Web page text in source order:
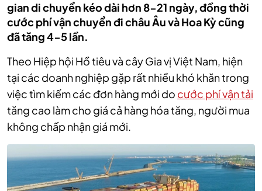
gian di chuyển kéo dài hơn 8-21 ngày, đồng thời
cước phí vận chuyển đi châu Âu và Hoa Kỳ cũng
đã tăng 4-5 lần.
Theo Hiệp hội Hồ tiêu và cây Gia vị Việt Nam, hiện
tại các doanh nghiệp gặp rất nhiều khó khăn trong
việc tìm kiếm các đơn hàng mới do cước phí vận tải
tăng cao làm cho giá cả hàng hóa tăng, người mua
không chấp nhận giá mới.